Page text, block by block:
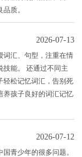
质。
2026-07-13
汇、句型，注重在情
技能。 还通过不同主
轻松记忆词汇，告别死
养孩子良好的词汇记忆
2026-07-12
青少年的很多问题。